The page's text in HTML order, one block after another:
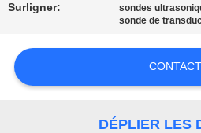
L'USINE
CONTRÔLE
DE
Surligner: sondes
sonde de
DÉPLIER LES